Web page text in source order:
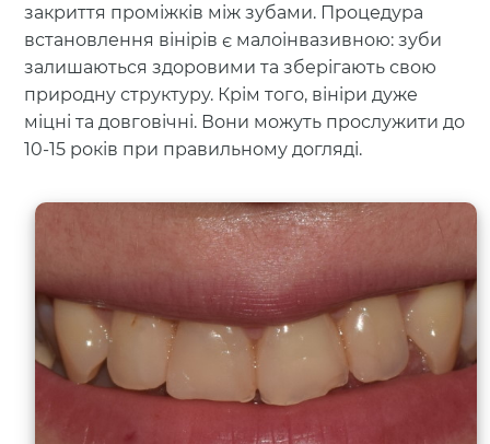
закриття проміжків між зубами. Процедура
встановлення вінірів є малоінвазивною: зуби
залишаються здоровими та зберігають свою
природну структуру. Крім того, вініри дуже
міцні та довговічні. Вони можуть прослужити до
10-15 років при правильному догляді.